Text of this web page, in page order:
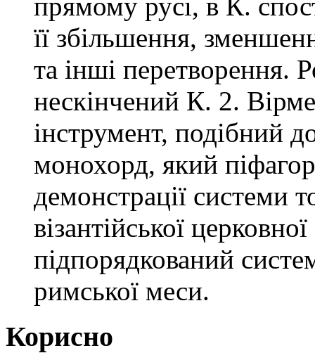
її збільшення,
та інші перетворення.
нескінчений К. 2.
інструмент, подібний
монохорд, який
демонстрації системи
візантійської
підпорядкований
римської меси.
Корисно